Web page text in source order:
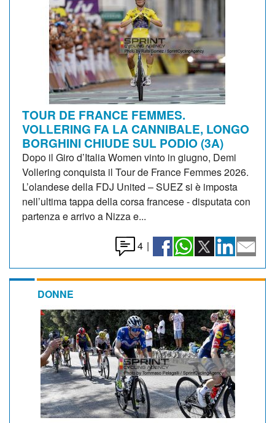
TOUR DE FRANCE FEMMES.
VOLLERING FA LA CANNIBALE, LONGO
BORGHINI CHIUDE SUL PODIO (3A)
Dopo il Giro d’Italia Women vinto in giugno, Demi
Vollering conquista il Tour de France Femmes 2026.
L’olandese della FDJ United – SUEZ si è imposta
nell’ultima tappa della corsa francese - disputata con
partenza e arrivo a Nizza e...
4 |
DONNE